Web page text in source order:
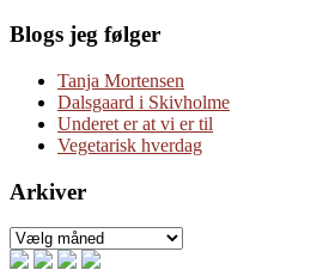
Blogs jeg følger
Tanja Mortensen
Dalsgaard i Skivholme
Underet er at vi er til
Vegetarisk hverdag
Arkiver
Arkiver